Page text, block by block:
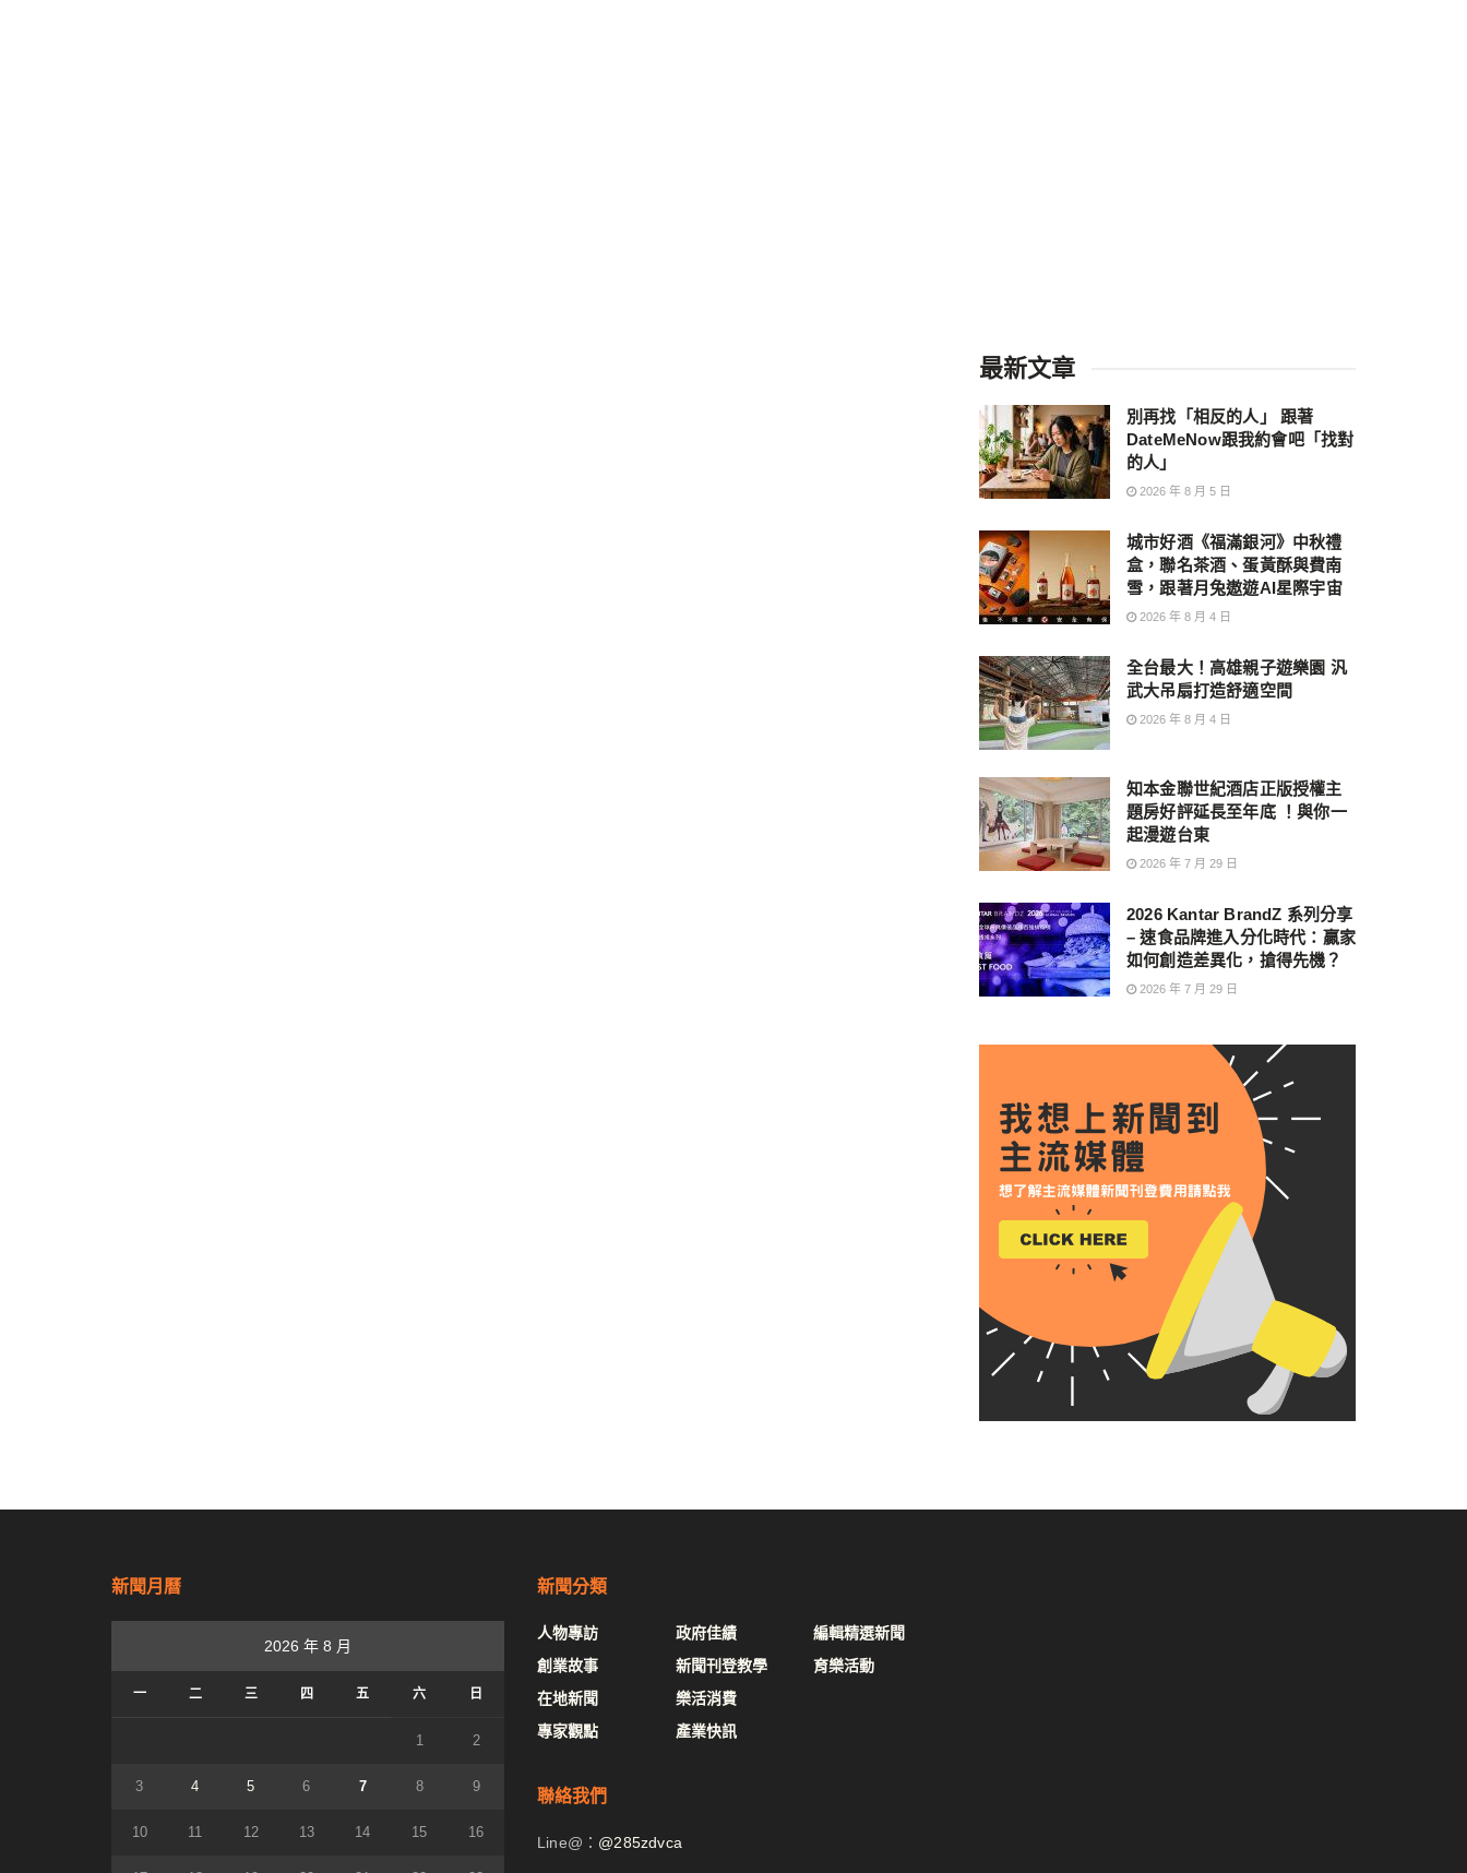
最新文章
別再找「相反的人」 跟著
DateMeNow跟我約會吧「找對
的人」
2026 年 8 月 5 日
城市好酒《福滿銀河》中秋禮
盒，聯名茶酒、蛋黃酥與費南
雪，跟著月兔遨遊AI星際宇宙
2026 年 8 月 4 日
全台最大！高雄親子遊樂園 汎
武大吊扇打造舒適空間
2026 年 8 月 4 日
知本金聯世紀酒店正版授權主
題房好評延長至年底 ！與你一
起漫遊台東
2026 年 7 月 29 日
2026 Kantar BrandZ 系列分享
– 速食品牌進入分化時代：贏家
如何創造差異化，搶得先機？
2026 年 7 月 29 日
新聞月曆
2026 年 8 月
一 二 三 四 五 六 日
1 2
3 4 5 6 7 8 9
10 11 12 13 14 15 16
新聞分類
人物專訪
創業故事
在地新聞
專家觀點
政府佳績
新聞刊登教學
樂活消費
產業快訊
編輯精選新聞
育樂活動
聯絡我們
Line@： @285zdvca